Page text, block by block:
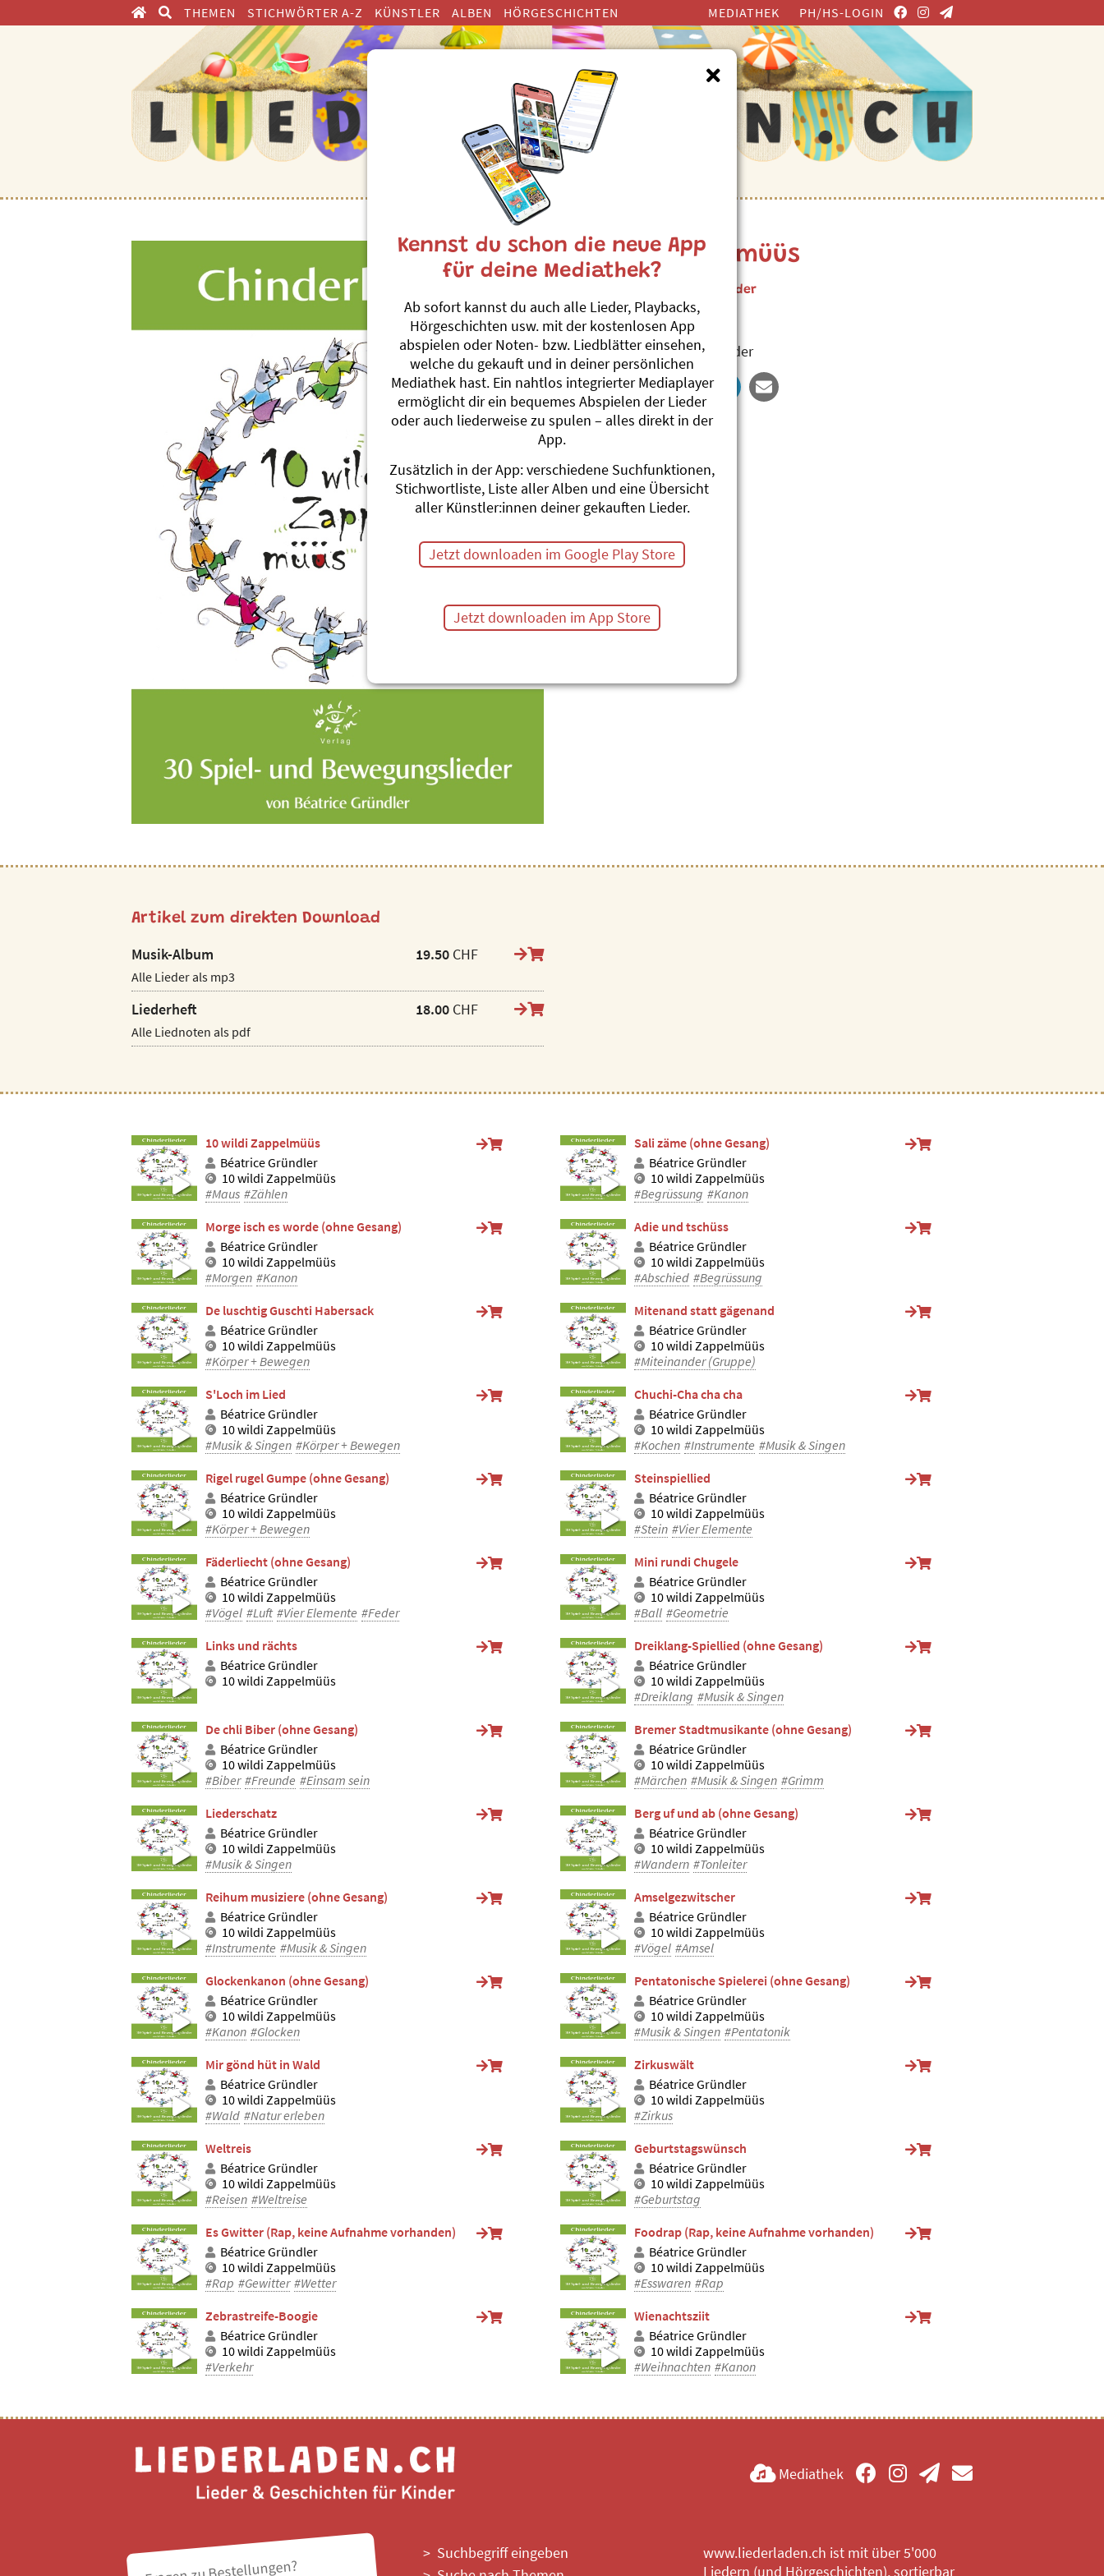
THEMEN STICHWÖRTER A-Z KÜNSTLER ALBEN
HÖRGESCHICHTEN
ENTDECKEN
MEDIATHEK PH/HS-LOGIN
10 wildi Zappelmüüs
30 Bewegungs- und Spiellieder
Béatrice Gründler
30 Bewegungs- und Spiellieder
Artikel zum direkten Download
Musik-Album 19.50CHF
Alle Lieder als mp3
Liederheft 18.00CHF
Alle Liednoten als pdf
10 wildi Zappelmüüs
Béatrice Gründler
10 wildi Zappelmüüs
#Maus #Zählen
Sali zäme (ohne Gesang)
Béatrice Gründler
10 wildi Zappelmüüs
#Begrüssung #Kanon
Morge isch es worde (ohne Gesang)
Béatrice Gründler
10 wildi Zappelmüüs
#Morgen #Kanon
Adie und tschüss
Béatrice Gründler
10 wildi Zappelmüüs
#Abschied #Begrüssung
De luschtig Guschti Habersack
Béatrice Gründler
10 wildi Zappelmüüs
#Körper + Bewegen
Mitenand statt gägenand
Béatrice Gründler
10 wildi Zappelmüüs
#Miteinander (Gruppe)
S'Loch im Lied
Béatrice Gründler
10 wildi Zappelmüüs
#Musik & Singen #Körper + Bewegen
Chuchi-Cha cha cha
Béatrice Gründler
10 wildi Zappelmüüs
#Kochen #Instrumente #Musik & Singen
Rigel rugel Gumpe (ohne Gesang)
Béatrice Gründler
10 wildi Zappelmüüs
#Körper + Bewegen
Steinspiellied
Béatrice Gründler
10 wildi Zappelmüüs
#Stein #Vier Elemente
Fäderliecht (ohne Gesang)
Béatrice Gründler
10 wildi Zappelmüüs
#Vögel #Luft #Vier Elemente #Feder
Mini rundi Chugele
Béatrice Gründler
10 wildi Zappelmüüs
#Ball #Geometrie
Links und rächts
Béatrice Gründler
10 wildi Zappelmüüs
Dreiklang-Spiellied (ohne Gesang)
Béatrice Gründler
10 wildi Zappelmüüs
#Dreiklang #Musik & Singen
De chli Biber (ohne Gesang)
Béatrice Gründler
10 wildi Zappelmüüs
#Biber #Freunde #Einsam sein
Bremer Stadtmusikante (ohne Gesang)
Béatrice Gründler
10 wildi Zappelmüüs
#Märchen #Musik & Singen #Grimm
Liederschatz
Béatrice Gründler
10 wildi Zappelmüüs
#Musik & Singen
Berg uf und ab (ohne Gesang)
Béatrice Gründler
10 wildi Zappelmüüs
#Wandern #Tonleiter
Reihum musiziere (ohne Gesang)
Béatrice Gründler
10 wildi Zappelmüüs
#Instrumente #Musik & Singen
Amselgezwitscher
Béatrice Gründler
10 wildi Zappelmüüs
#Vögel #Amsel
Glockenkanon (ohne Gesang)
Béatrice Gründler
10 wildi Zappelmüüs
#Kanon #Glocken
Pentatonische Spielerei (ohne Gesang)
Béatrice Gründler
10 wildi Zappelmüüs
#Musik & Singen #Pentatonik
Mir gönd hüt in Wald
Béatrice Gründler
10 wildi Zappelmüüs
#Wald #Natur erleben
Zirkuswält
Béatrice Gründler
10 wildi Zappelmüüs
#Zirkus
Weltreis
Béatrice Gründler
10 wildi Zappelmüüs
#Reisen #Weltreise
Geburtstagswünsch
Béatrice Gründler
10 wildi Zappelmüüs
#Geburtstag
Es Gwitter (Rap, keine Aufnahme vorhanden)
Béatrice Gründler
10 wildi Zappelmüüs
#Rap #Gewitter #Wetter
Foodrap (Rap, keine Aufnahme vorhanden)
Béatrice Gründler
10 wildi Zappelmüüs
#Esswaren #Rap
Zebrastreife-Boogie
Béatrice Gründler
10 wildi Zappelmüüs
#Verkehr
Wienachtsziit
Béatrice Gründler
10 wildi Zappelmüüs
#Weihnachten #Kanon
Mediathek
Suchbegriff eingeben
www.liederladen.ch ist mit über 5'000
Liedern (und Hörgeschichten), sortierbar
Kennst du schon die neue App
für deine Mediathek?
Ab sofort kannst du auch alle Lieder, Playbacks,
Hörgeschichten usw. mit der kostenlosen App
abspielen oder Noten- bzw. Liedblätter einsehen,
welche du gekauft und in deiner persönlichen
Mediathek hast. Ein nahtlos integrierter Mediaplayer
ermöglicht dir ein bequemes Abspielen der Lieder
oder auch liederweise zu spulen – alles direkt in der
App.
Zusätzlich in der App: verschiedene Suchfunktionen,
Stichwortliste, Liste aller Alben und eine Übersicht
aller Künstler:innen deiner gekauften Lieder.
Jetzt downloaden im Google Play Store
Jetzt downloaden im App Store